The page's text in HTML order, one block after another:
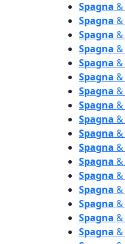
Spagna &
Spagna &
Spagna &
Spagna &
Spagna &
Spagna &
Spagna &
Spagna &
Spagna &
Spagna &
Spagna &
Spagna &
Spagna &
Spagna &
Spagna &
Spagna &
Spagna &